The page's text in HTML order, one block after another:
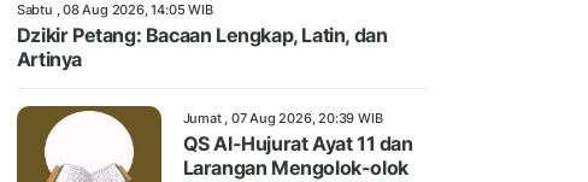
Sabtu , 08 Aug 2026, 14:05 WIB
Dzikir Petang: Bacaan Lengkap, Latin, dan
Artinya
Jumat , 07 Aug 2026, 20:39 WIB
QS Al-Hujurat Ayat 11 dan
Larangan Mengolok-olok